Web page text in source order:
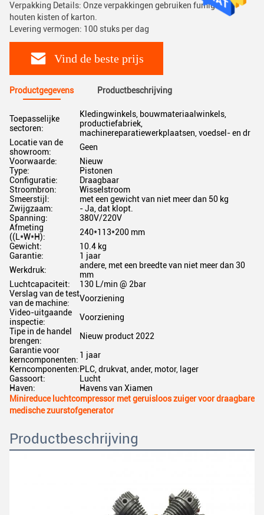
Verpakking Details: Onze verpakkingen gebruiken fumigatie
houten kisten of karton.
Levering vermogen: 100 stuks per dag
Vind de beste prijs
Productgegevens Productbeschrijving
Toepasselijke
sectoren:
Kledingwinkels, bouwmateriaalwinkels,
productiefabriek,
machinereparatiewerkplaatsen, voedsel- en dr
Locatie van de
showroom:
Geen
Voorwaarde:
Nieuw
Type:
Pistonen
Configuratie:
Draagbaar
Stroombron:
Wisselstroom
Smeerstijl:
met een gewicht van niet meer dan 50 kg
Zwijgzaam:
- Ja, dat klopt.
Spanning:
380V/220V
Afmeting
((L*W*H):
240*113*200 mm
Gewicht:
10.4 kg
Garantie:
1 jaar
Werkdruk:
andere, met een breedte van niet meer dan 30
mm
Luchtcapaciteit:
130 L/min @ 2bar
Verslag van de test
van de machine:
Voorziening
Video-uitgaande
inspectie:
Voorziening
Tipe in de handel
brengen:
Nieuw product 2022
Garantie voor
kerncomponenten: 1 jaar
Kerncomponenten:PLC, drukvat, ander, motor, lager
Gassoort:
Lucht
Haven:
Havens van Xiamen
Minireduce luchtcompressor met geruisloos zuiger voor draagbare
medische zuurstofgenerator
Productbeschrijving